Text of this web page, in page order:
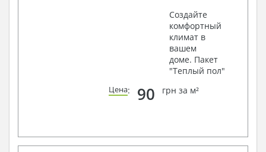
Создайте
комфортный
климат в
вашем
доме. Пакет
"Теплый пол"
Цена: 90 грн за м²